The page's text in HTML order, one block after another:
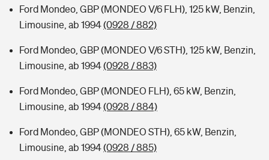
Ford Mondeo, GBP (MONDEO V/6 FLH), 125 kW, Benzin,
Limousine, ab 1994(0928 / 882)
Ford Mondeo, GBP (MONDEO V/6 STH), 125 kW, Benzin,
Limousine, ab 1994(0928 / 883)
Ford Mondeo, GBP (MONDEO FLH), 65 kW, Benzin,
Limousine, ab 1994(0928 / 884)
Ford Mondeo, GBP (MONDEO STH), 65 kW, Benzin,
Limousine, ab 1994(0928 / 885)